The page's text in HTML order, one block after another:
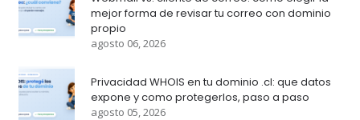
mejor forma de revisar tu correo con dominio
propio
agosto 06, 2026
Privacidad WHOIS en tu dominio .cl: que datos
expone y como protegerlos, paso a paso
agosto 05, 2026